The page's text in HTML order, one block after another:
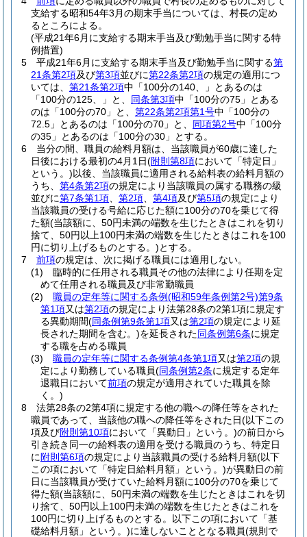
支給する昭和54年3月の期末手当については、村長の定め
るところによる。
(平成21年6月に支給する期末手当及び勤勉手当に関する特
例措置)
5
平成21年6月に支給する期末手当及び勤勉手当に関する第
21条第2項及び第3項並びに第22条第2項の規定の適用につ
いては、 第21条第2項中「100分の140、」とあるのは
「100分の125、」と、 同条第3項中「100分の75」とある
のは「100分の70」と、 第22条第2項第1号中「100分の
72.5」とあるのは「100分の70」と、 同項第2号中「100分
の35」とあるのは「100分の30」とする。
6
当分の間、職員の給料月額は、当該職員が60歳に達した
日後における最初の4月1日(附則第8項において「特定日」
という。)以後、当該職員に適用される給料表の給料月額の
うち、 第4条第2項の規定により当該職員の属する職務の級
並びに第7条第1項 第2項 第4項及び第5項の規定により
当該職員の受ける号給に応じた額に100分の70を乗じて得
た額(当該額に、50円未満の端数を生じたときはこれを切り
捨て、50円以上100円未満の端数を生じたときはこれを100
円に切り上げるものとする。)とする。
7
前項の規定は、次に掲げる職員には適用しない。
(1)
臨時的に任用される職員その他の法律により任期を定
めて任用される職員及び非常勤職員
(2)
職員の定年等に関する条例(昭和59年条例第2号)第9条
第1項又は第2項の規定により法第28条の2第1項に規定す
る異動期間(同条例第9条第1項又は第2項の規定により延
長された期間を含む。)を延長された同条例第6条に規定
する職を占める職員
(3)
職員の定年等に関する条例第4条第1項又は第2項の規
定により勤務している職員(同条例第2条に規定する定年
退職日において前項の規定が適用されていた職員を除
く。)
8
法第28条の2第4項に規定する他の職への降任等をされた
職員であって、当該他の職への降任等をされた日(以下この
項及び附則第10項において「異動日」という。)の前日から
引き続き同一の給料表の適用を受ける職員のうち、特定日
に 附則第6項の規定により当該職員の受ける給料月額(以下
この項において「特定日給料月額」という。)が異動日の前
日に当該職員が受けていた給料月額に100分の70を乗じて
得た額(当該額に、50円未満の端数を生じたときはこれを切
り捨て、50円以上100円未満の端数を生じたときはこれを
100円に切り上げるものとする。以下この項において「基
礎給料月額」という。)に達しないこととなる職員(規則で